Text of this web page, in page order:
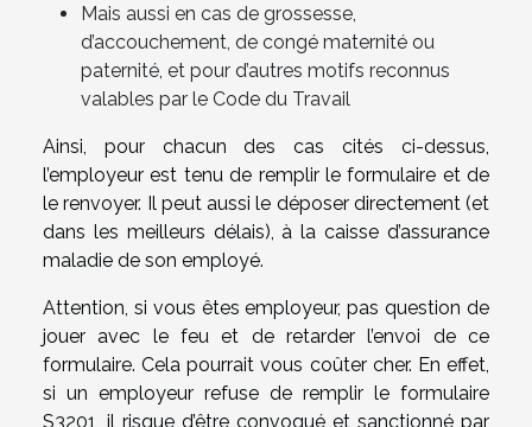
Mais aussi en cas de grossesse,
d’accouchement, de congé maternité ou
paternité, et pour d’autres motifs reconnus
valables par le Code du Travail
Ainsi, pour chacun des cas cités ci-dessus,
l’employeur est tenu de remplir le formulaire et de
le renvoyer. Il peut aussi le déposer directement (et
dans les meilleurs délais), à la caisse d’assurance
maladie de son employé.
Attention, si vous êtes employeur, pas question de
jouer avec le feu et de retarder l’envoi de ce
formulaire. Cela pourrait vous coûter cher. En effet,
si un employeur refuse de remplir le formulaire
S3201, il risque d’être convoqué et sanctionné par